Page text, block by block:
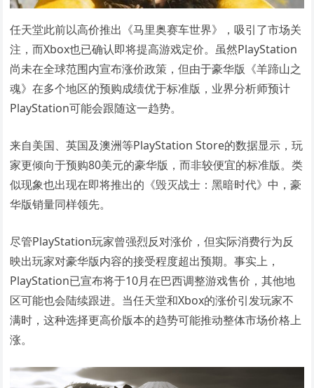
任天堂此前以高价推出《马里奥赛车世界》，吸引了市场关
注，而Xbox也已确认即将提高游戏定价。虽然PlayStation
尚未在全球范围内宣布涨价政策，但由于豪华版《羊蹄山之
魂》在多个地区的预购成绩优于标准版，业界分析师预计
PlayStation可能会跟随这一趋势。
来自美国、英国及澳洲等PlayStation Store的数据显示，玩
家更倾向于预购80美元的豪华版，而非较便宜的标准版。类
似现象也出现在即将推出的《毁灭战士：黑暗时代》中，豪
华版销量同样领先。
尽管PlayStation玩家曾强烈反对涨价，但实际消费行为反
映出玩家对豪华版内容的接受程度超出预期。事实上，
PlayStation已宣布将于10月在巴西调整游戏售价，其他地
区可能也会陆续跟进。当任天堂和Xbox的涨价引发玩家不
满时，这种选择更高价版本的趋势可能推动整体市场价格上
涨。